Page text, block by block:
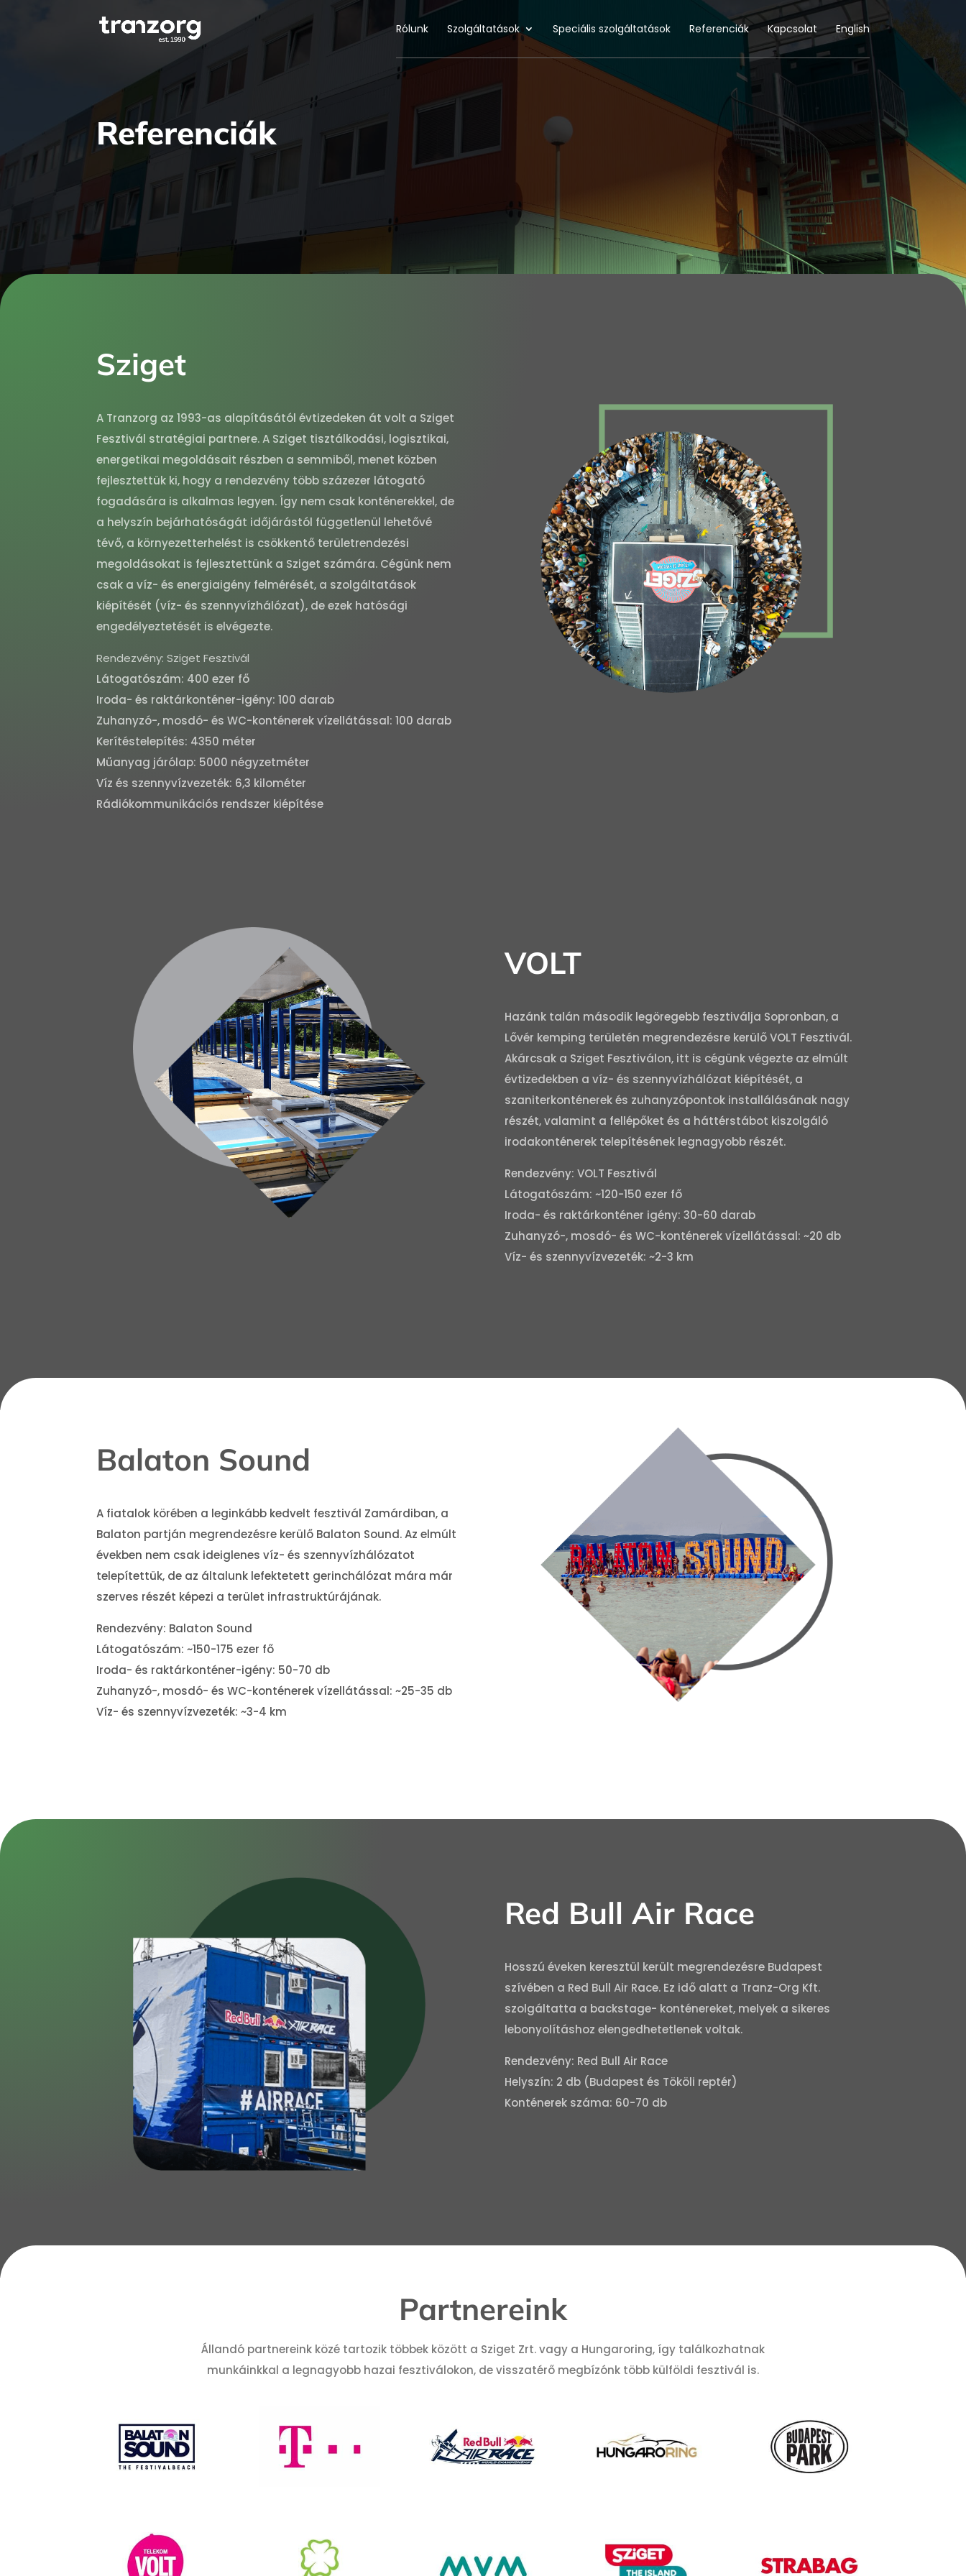
Rólunk Szolgáltatások Speciális szolgáltatások Referenciák Kapcsolat English
Referenciák
Sziget
A Tranzorg az 1993-as alapításától évtizedeken át volt a Sziget
Fesztivál stratégiai partnere. A Sziget tisztálkodási, logisztikai,
energetikai megoldásait részben a semmiből, menet közben
fejlesztettük ki, hogy a rendezvény több százezer látogató
fogadására is alkalmas legyen. Így nem csak konténerekkel, de
a helyszín bejárhatóságát időjárástól függetlenül lehetővé
tévő, a környezetterhelést is csökkentő területrendezési
megoldásokat is fejlesztettünk a Sziget számára. Cégünk nem
csak a víz- és energiaigény felmérését, a szolgáltatások
kiépítését (víz- és szennyvízhálózat), de ezek hatósági
engedélyeztetését is elvégezte.
Rendezvény: Sziget Fesztivál
Látogatószám: 400 ezer fő
Iroda- és raktárkonténer-igény: 100 darab
Zuhanyzó-, mosdó- és WC-konténerek vízellátással: 100 darab
Kerítéstelepítés: 4350 méter
Műanyag járólap: 5000 négyzetméter
Víz és szennyvízvezeték: 6,3 kilométer
Rádiókommunikációs rendszer kiépítése
VOLT
Hazánk talán második legöregebb fesztiválja Sopronban, a
Lővér kemping területén megrendezésre kerülő VOLT Fesztivál.
Akárcsak a Sziget Fesztiválon, itt is cégünk végezte az elmúlt
évtizedekben a víz- és szennyvízhálózat kiépítését, a
szaniterkonténerek és zuhanyzópontok installálásának nagy
részét, valamint a fellépőket és a háttérstábot kiszolgáló
irodakonténerek telepítésének legnagyobb részét.
Rendezvény: VOLT Fesztivál
Látogatószám: ~120-150 ezer fő
Iroda- és raktárkonténer igény: 30-60 darab
Zuhanyzó-, mosdó- és WC-konténerek vízellátással: ~20 db
Víz- és szennyvízvezeték: ~2-3 km
Balaton Sound
A fiatalok körében a leginkább kedvelt fesztivál Zamárdiban, a
Balaton partján megrendezésre kerülő Balaton Sound. Az elmúlt
években nem csak ideiglenes víz- és szennyvízhálózatot
telepítettük, de az általunk lefektetett gerinchálózat mára már
szerves részét képezi a terület infrastruktúrájának.
Rendezvény: Balaton Sound
Látogatószám: ~150-175 ezer fő
Iroda- és raktárkonténer-igény: 50-70 db
Zuhanyzó-, mosdó- és WC-konténerek vízellátással: ~25-35 db
Víz- és szennyvízvezeték: ~3-4 km
Red Bull Air Race
Hosszú éveken keresztül került megrendezésre Budapest
szívében a Red Bull Air Race. Ez idő alatt a Tranz-Org Kft.
szolgáltatta a backstage- konténereket, melyek a sikeres
lebonyolításhoz elengedhetetlenek voltak.
Rendezvény: Red Bull Air Race
Helyszín: 2 db (Budapest és Tököli reptér)
Konténerek száma: 60-70 db
Partnereink
Állandó partnereink közé tartozik többek között a Sziget Zrt. vagy a Hungaroring, így találkozhatnak
munkáinkkal a legnagyobb hazai fesztiválokon, de visszatérő megbízónk több külföldi fesztivál is.